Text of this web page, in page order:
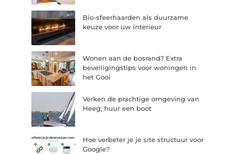
Bio-sfeerhaarden als duurzame
keuze voor uw interieur
Wonen aan de bosrand? Extra
beveiligingstips voor woningen in
het Gooi
Verken de prachtige omgeving van
Heeg; huur een boot
Hoe verbeter je je site structuur voor
Google?